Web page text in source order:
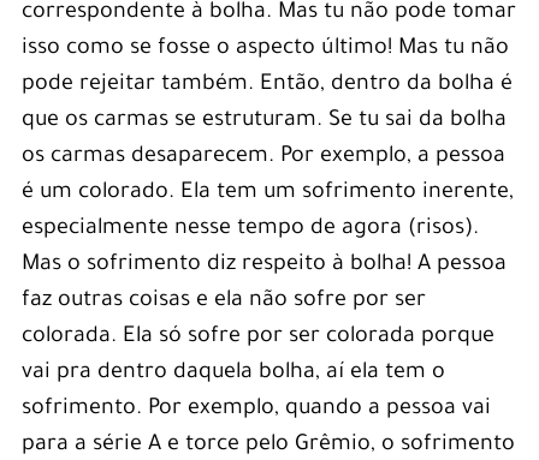
correspondente à bolha. Mas tu não pode tomar
isso como se fosse o aspecto último! Mas tu não
pode rejeitar também. Então, dentro da bolha é
que os carmas se estruturam. Se tu sai da bolha
os carmas desaparecem. Por exemplo, a pessoa
é um colorado. Ela tem um sofrimento inerente,
especialmente nesse tempo de agora (risos).
Mas o sofrimento diz respeito à bolha! A pessoa
faz outras coisas e ela não sofre por ser
colorada. Ela só sofre por ser colorada porque
vai pra dentro daquela bolha, aí ela tem o
sofrimento. Por exemplo, quando a pessoa vai
para a série A e torce pelo Grêmio, o sofrimento